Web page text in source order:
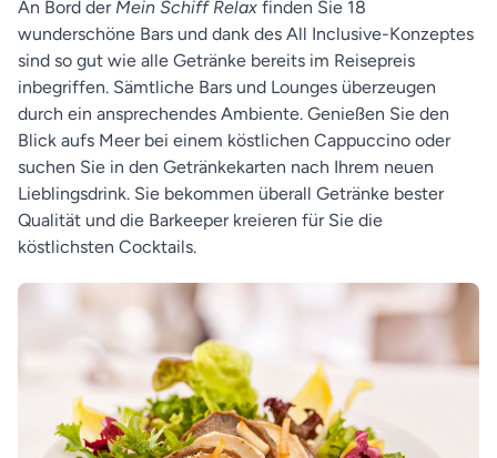
An Bord der Mein Schiff Relax finden Sie 18
wunderschöne Bars und dank des All Inclusive-Konzeptes
sind so gut wie alle Getränke bereits im Reisepreis
inbegriffen. Sämtliche Bars und Lounges überzeugen
durch ein ansprechendes Ambiente. Genießen Sie den
Blick aufs Meer bei einem köstlichen Cappuccino oder
suchen Sie in den Getränkekarten nach Ihrem neuen
Lieblingsdrink. Sie bekommen überall Getränke bester
Qualität und die Barkeeper kreieren für Sie die
köstlichsten Cocktails.